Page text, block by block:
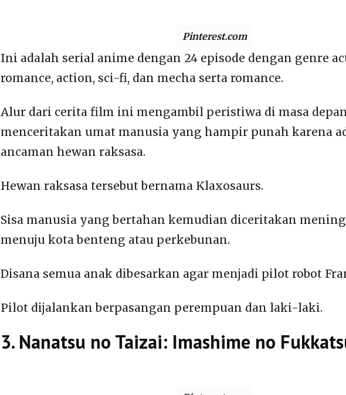
Pinterest.com
Ini adalah serial anime dengan 24 episode dengan genre
romance, action, sci-fi, dan mecha serta romance.
Alur dari cerita film ini mengambil peristiwa di masa
menceritakan umat manusia yang hampir punah karena
ancaman hewan raksasa.
Hewan raksasa tersebut bernama Klaxosaurs.
Sisa manusia yang bertahan kemudian diceritakan
menuju kota benteng atau perkebunan.
Disana semua anak dibesarkan agar menjadi pilot robot
Pilot dijalankan berpasangan perempuan dan laki-laki.
3. Nanatsu no Taizai: Imashime no